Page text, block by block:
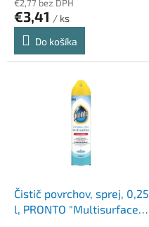
€2,77 bez DPH
€3,41 / ks
Do košíka
Čistič povrchov, sprej, 0,25
l, PRONTO "Multisurface